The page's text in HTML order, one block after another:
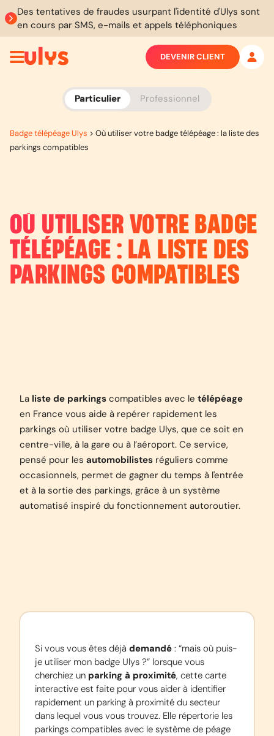
Des tentatives de fraudes usurpant l'identité d'Ulys sont
en cours par SMS, e-mails et appels téléphoniques
Particulier Professionnel
DEVENIR CLIENT
Badge télépéage Ulys > Où utiliser votre badge télépéage : la liste des
parkings compatibles
OÙ UTILISER VOTRE BADGE
TÉLÉPÉAGE : LA LISTE DES
PARKINGS COMPATIBLES
La liste de parkings compatibles avec le télépéage
en France vous aide à repérer rapidement les
parkings où utiliser votre badge Ulys, que ce soit en
centre-ville, à la gare ou à l’aéroport. Ce service,
pensé pour les automobilistes réguliers comme
occasionnels, permet de gagner du temps à l'entrée
et à la sortie des parkings, grâce à un système
automatisé inspiré du fonctionnement autoroutier.
Si vous vous êtes déjà demandé : “mais où puis-
je utiliser mon badge Ulys ?” lorsque vous
cherchiez un parking à proximité, cette carte
interactive est faite pour vous aider à identifier
rapidement un parking à proximité du secteur
dans lequel vous vous trouvez. Elle répertorie les
parkings compatibles avec le système de péage